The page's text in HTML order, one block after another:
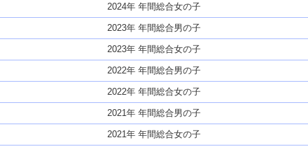
2024年 年間総合女の子
2023年 年間総合男の子
2023年 年間総合女の子
2022年 年間総合男の子
2022年 年間総合女の子
2021年 年間総合男の子
2021年 年間総合女の子